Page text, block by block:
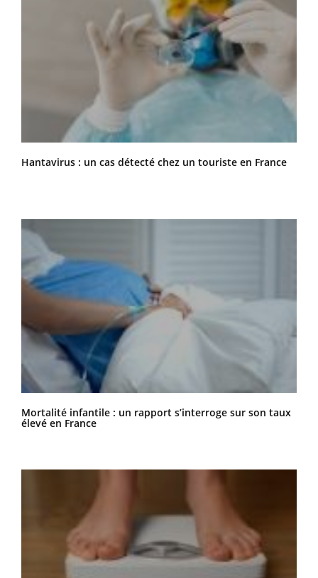
Hantavirus : un cas détecté chez un touriste en France
Mortalité infantile : un rapport s’interroge sur son taux
élevé en France